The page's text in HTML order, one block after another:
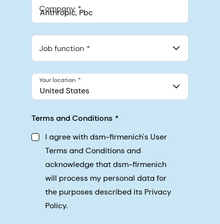
Company
548 Market St Pmb 90375, San Francisco, California, US
Job function
United States
Your location
Terms and Conditions
I agree with dsm-firmenich's User
Terms and Conditions and
acknowledge that dsm-firmenich
will process my personal data for
the purposes described its Privacy
Policy.